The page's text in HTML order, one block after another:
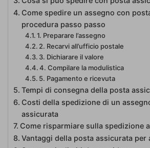
Come spedire un assegno con
procedura passo passo
1. Preparare l’assegno
2. Recarvi all’ufficio postale
3. Dichiarare il valore
4. Compilare la modulistica
5. Pagamento e ricevuta
Tempi di consegna della posta
Costi della spedizione di un
assicurata
Come risparmiare sulla spedizione
Vantaggi della posta assicurata per